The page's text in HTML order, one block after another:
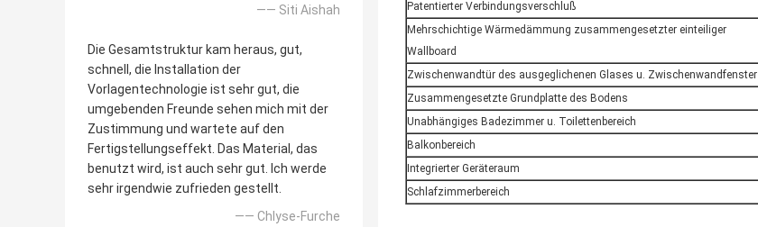
—— Siti Aishah
Die Gesamtstruktur kam heraus, gut,
schnell, die Installation der
Vorlagentechnologie ist sehr gut, die
umgebenden Freunde sehen mich mit der
Zustimmung und wartete auf den
Fertigstellungseffekt. Das Material, das
benutzt wird, ist auch sehr gut. Ich werde
sehr irgendwie zufrieden gestellt.
—— Chlyse-Furche
Patentierter Verbindungsverschluß
Mehrschichtige Wärmedämmung zusammengesetzter einteiliger
Wallboard
Zwischenwandtür des ausgeglichenen Glases u. Zwischenwandfenster
Zusammengesetzte Grundplatte des Bodens
Unabhängiges Badezimmer u. Toilettenbereich
Balkonbereich
Integrierter Geräteraum
Schlafzimmerbereich